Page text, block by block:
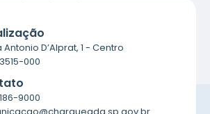
Antonio D’Alprat, 1 - Centro
000
9000